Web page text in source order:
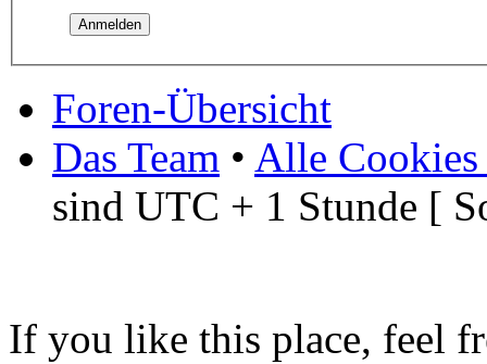
Foren-Übersicht
Das Team • Alle Cookies
sind UTC + 1 Stunde [
If you like this place, feel